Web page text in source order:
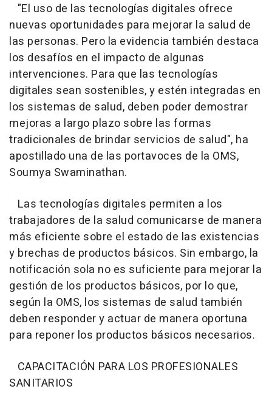
"El uso de las tecnologías digitales ofrece
nuevas oportunidades para mejorar la salud de
las personas. Pero la evidencia también destaca
los desafíos en el impacto de algunas
intervenciones. Para que las tecnologías
digitales sean sostenibles, y estén integradas en
los sistemas de salud, deben poder demostrar
mejoras a largo plazo sobre las formas
tradicionales de brindar servicios de salud", ha
apostillado una de las portavoces de la OMS,
Soumya Swaminathan.
Las tecnologías digitales permiten a los
trabajadores de la salud comunicarse de manera
más eficiente sobre el estado de las existencias
y brechas de productos básicos. Sin embargo, la
notificación sola no es suficiente para mejorar la
gestión de los productos básicos, por lo que,
según la OMS, los sistemas de salud también
deben responder y actuar de manera oportuna
para reponer los productos básicos necesarios.
CAPACITACIÓN PARA LOS PROFESIONALES
SANITARIOS